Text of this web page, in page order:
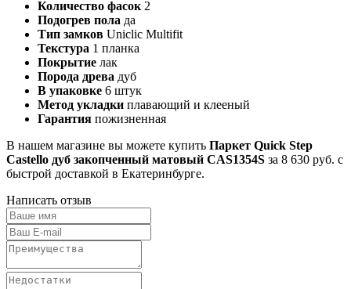
Количество фасок 2
Подогрев пола да
Тип замков Uniclic Multifit
Текстура 1 планка
Покрытие лак
Порода древа дуб
В упаковке 6 штук
Метод укладки плавающий и клееный
Гарантия пожизненная
В нашем магазине вы можете купить Паркет Quick Step
Castello дуб закопченный матовый CAS1354S за 8 630 руб. с
быстрой доставкой в Екатеринбурге.
Написать отзыв